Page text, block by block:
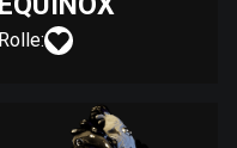
Rolle: